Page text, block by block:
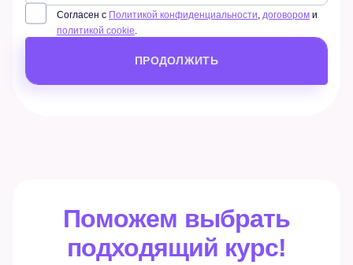
Согласен с Политикой конфиденциальности, договором и
политикой cookie.
ПРОДОЛЖИТЬ
Поможем выбрать
подходящий курс!